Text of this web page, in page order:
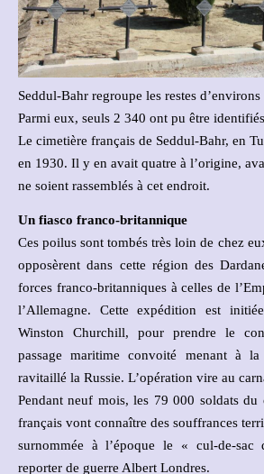
Seddul-Bahr regroupe les restes d’environs 15 000 hommes.
Parmi eux, seuls 2 340 ont pu être
Le cimetière français de Seddul-Bahr, en
en 1930. Il y en avait quatre à l’origine,
ne soient rassemblés à cet endroit.
Un fiasco franco-britannique
Ces poilus sont tombés très loin de chez
opposèrent dans cette région des
forces franco-britanniques à celles de
l’Allemagne. Cette expédition est
Winston Churchill, pour prendre le
passage maritime convoité menant à
ravitaillé la Russie. L’opération vire au
Pendant neuf mois, les 79 000 soldats du
français vont connaître des souffrances
surnommée à l’époque le « cul-de-
reporter de guerre Albert Londres.